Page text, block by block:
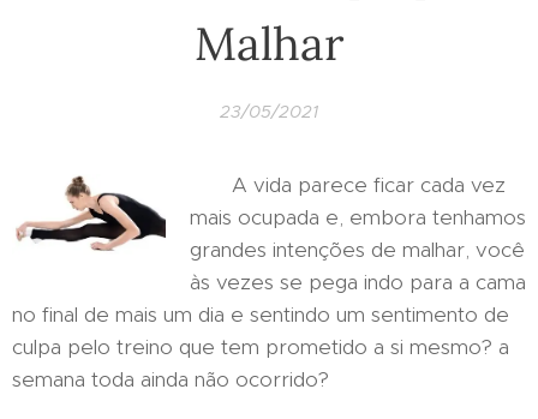
Malhar
23/05/2021
A vida parece ficar cada vez
mais ocupada e, embora tenhamos
grandes intenções de malhar, você
às vezes se pega indo para a cama
no final de mais um dia e sentindo um sentimento de
culpa pelo treino que tem prometido a si mesmo? a
semana toda ainda não ocorrido?